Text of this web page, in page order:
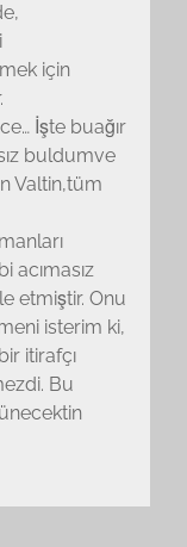
için
İşte buağır
buldumve
Valtin,tüm
acımasız
etmiştir. Onu
isterim ki,
itirafçı
Bu